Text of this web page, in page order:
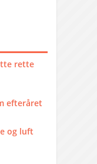
rette
efteråret
og luft